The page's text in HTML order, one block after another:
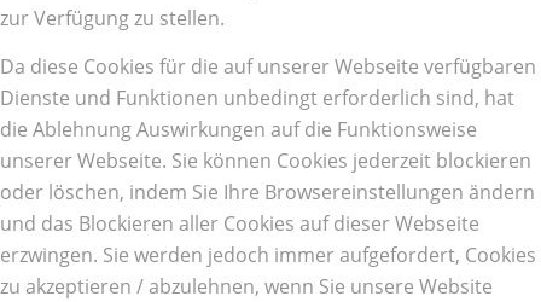
zur Verfügung zu stellen.
Da diese Cookies für die auf unserer Webseite verfügbaren
Dienste und Funktionen unbedingt erforderlich sind, hat
die Ablehnung Auswirkungen auf die Funktionsweise
unserer Webseite. Sie können Cookies jederzeit blockieren
oder löschen, indem Sie Ihre Browsereinstellungen ändern
und das Blockieren aller Cookies auf dieser Webseite
erzwingen. Sie werden jedoch immer aufgefordert, Cookies
zu akzeptieren / abzulehnen, wenn Sie unsere Website